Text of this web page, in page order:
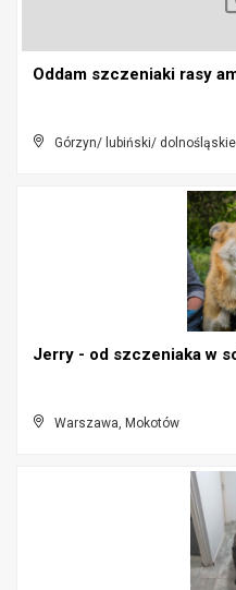
Oddam szczeniaki rasy
Górzyn/ lubiński/ dolnośląskie
Jerry - od szczeniaka w
Warszawa, Mokotów